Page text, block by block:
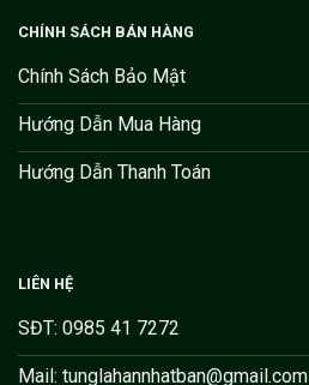
CHÍNH SÁCH BÁN HÀNG
Chính Sách Bảo Mật
Hướng Dẫn Mua Hàng
Hướng Dẫn Thanh Toán
LIÊN HỆ
SĐT: 0985 41 7272
Mail: tunglahannhatban@gmail.com